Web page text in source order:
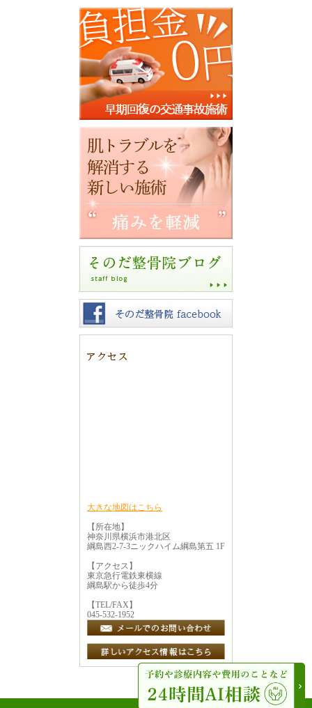
大きな地図はこちら
【所在地】
神奈川県横浜市港北区
綱島西2-7-3ニックハイム綱島第五 1F
【アクセス】
東京急行電鉄東横線
綱島駅から徒歩4分
【TEL/FAX】
045-532-1952